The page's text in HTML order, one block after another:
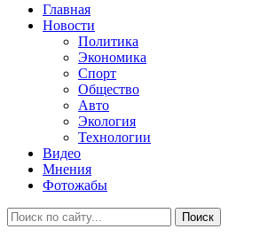
Главная
Новости
Политика
Экономика
Спорт
Общество
Авто
Экология
Технологии
Видео
Мнения
Фотожабы
Поиск